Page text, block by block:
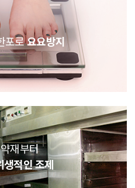
포로요요방지
재부터
생적인 조제